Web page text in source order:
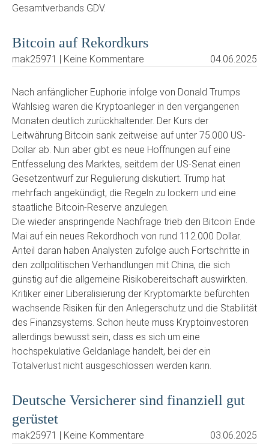
Gesamtverbands GDV.
Bitcoin auf Rekordkurs
mak25971 | Keine Kommentare 04.06.2025
Nach anfänglicher Euphorie infolge von Donald Trumps
Wahlsieg waren die Kryptoanleger in den vergangenen
Monaten deutlich zurückhaltender. Der Kurs der
Leitwährung Bitcoin sank zeitweise auf unter 75.000 US-
Dollar ab. Nun aber gibt es neue Hoffnungen auf eine
Entfesselung des Marktes, seitdem der US-Senat einen
Gesetzentwurf zur Regulierung diskutiert. Trump hat
mehrfach angekündigt, die Regeln zu lockern und eine
staatliche Bitcoin-Reserve anzulegen.
Die wieder anspringende Nachfrage trieb den Bitcoin Ende
Mai auf ein neues Rekordhoch von rund 112.000 Dollar.
Anteil daran haben Analysten zufolge auch Fortschritte in
den zollpolitischen Verhandlungen mit China, die sich
günstig auf die allgemeine Risikobereitschaft auswirkten.
Kritiker einer Liberalisierung der Kryptomärkte befürchten
wachsende Risiken für den Anlegerschutz und die Stabilität
des Finanzsystems. Schon heute muss Kryptoinvestoren
allerdings bewusst sein, dass es sich um eine
hochspekulative Geldanlage handelt, bei der ein
Totalverlust nicht ausgeschlossen werden kann.
Deutsche Versicherer sind finanziell gut
gerüstet
mak25971 | Keine Kommentare 03.06.2025